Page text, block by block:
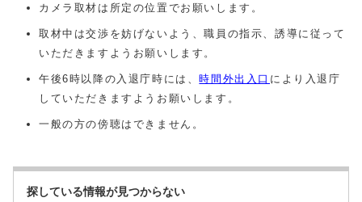
カメラ取材は所定の位置でお願いします。
取材中は交渉を妨げないよう、職員の指示、誘導に従って
いただきますようお願いします。
午後6時以降の入退庁時には、時間外出入口 により入退庁
していただきますようお願いします。
一般の方の傍聴はできません。
探している情報が見つからない